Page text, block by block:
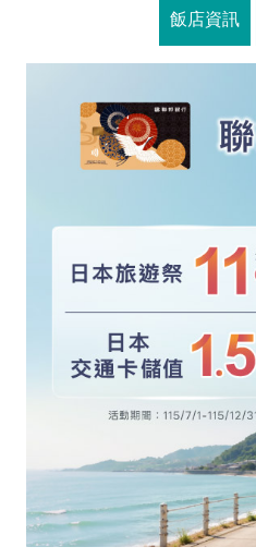
飯店資訊